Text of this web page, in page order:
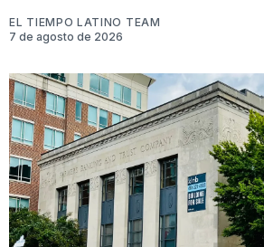
EL TIEMPO LATINO TEAM
7 de agosto de 2026